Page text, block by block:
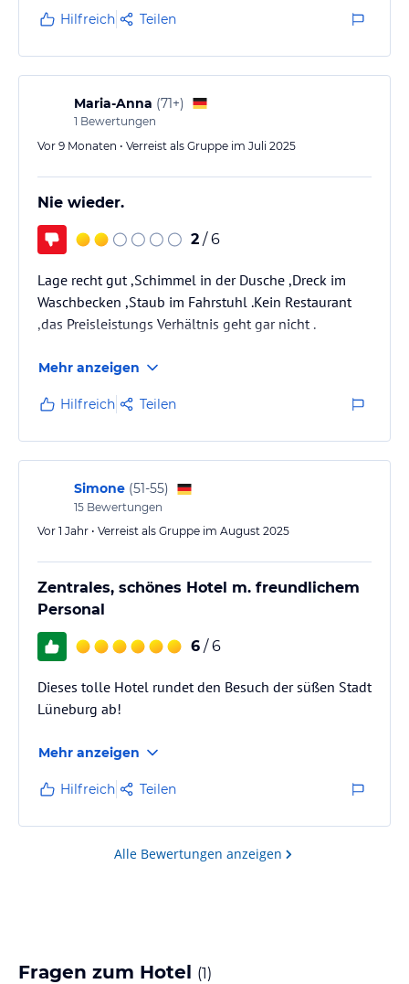
Hilfreich Teilen
Maria-Anna (71+)
1 Bewertungen
Vor 9 Monaten • Verreist als Gruppe im Juli 2025
Nie wieder.
2 / 6
Lage recht gut ,Schimmel in der Dusche ,Dreck im
Waschbecken ,Staub im Fahrstuhl .Kein Restaurant
,das Preisleistungs Verhältnis geht gar nicht .
Mehr anzeigen
Hilfreich Teilen
Simone (51-55)
15 Bewertungen
Vor 1 Jahr • Verreist als Gruppe im August 2025
Zentrales, schönes Hotel m. freundlichem
Personal
6 / 6
Dieses tolle Hotel rundet den Besuch der süßen Stadt
Lüneburg ab!
Mehr anzeigen
Hilfreich Teilen
Alle Bewertungen anzeigen
Fragen zum Hotel (1)